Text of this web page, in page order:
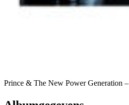
Prince & The New Power Generation